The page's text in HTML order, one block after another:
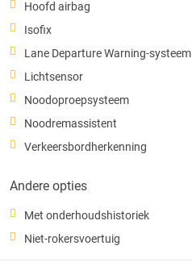
Hoofd airbag
Isofix
Lane Departure Warning-systeem
Lichtsensor
Noodoproepsysteem
Noodremassistent
Verkeersbordherkenning
Andere opties
Met onderhoudshistoriek
Niet-rokersvoertuig